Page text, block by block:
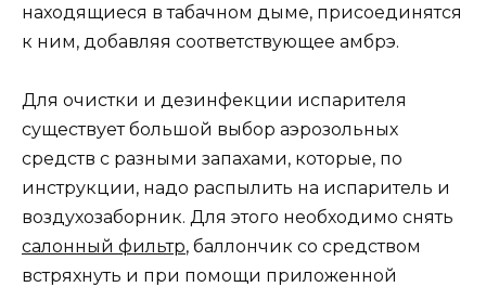
находящиеся в табачном дыме, присоединятся
к ним, добавляя соответствующее амбрэ.
Для очистки и дезинфекции испарителя
существует большой выбор аэрозольных
средств с разными запахами, которые, по
инструкции, надо распылить на испаритель и
воздухозаборник. Для этого необходимо снять
салонный фильтр, баллончик со средством
встряхнуть и при помощи приложенной